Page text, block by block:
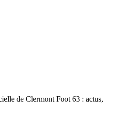
de Clermont Foot 63 : actus,